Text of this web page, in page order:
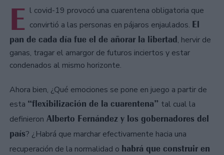
E l covid-19 provocó una cuarentena obligatoria que
convirtió a las personas en pájaros enjaulados. El
pan de cada día fue el de añorar la libertad, hervir de
ganas, tragar el amargor de futuros inciertos y estar
condenados al mismo horizonte.
Ahora bien, ¿Qué emociones se pone en juego a partir de
esta “flexibilización de la cuarentena” tal cual la
definieron Alberto Fernández y los gobernadores del
país? ¿Habrá que marchar efectivamente hacia una
recuperación de la normalidad o habrá que construir en